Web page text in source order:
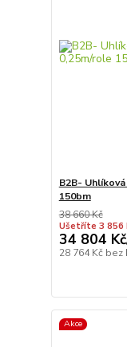
B2B-
150bm
38 660 Kč
Ušetříte 3 856
34 804 Kč
28 764 Kč bez
Akce